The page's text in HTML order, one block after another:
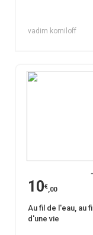
vadim korniloff
10€,00
Au fil de l'eau, au fil
d'une vie